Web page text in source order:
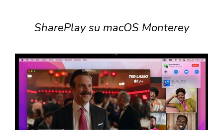
SharePlay su macOS Monterey